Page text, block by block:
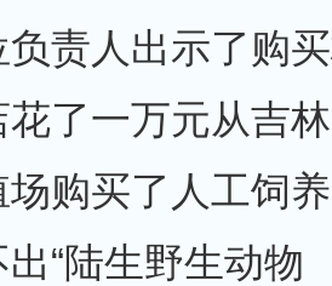
责人出示了购
了一万元从吉林
场购买了人工饲
“陆生野生动物